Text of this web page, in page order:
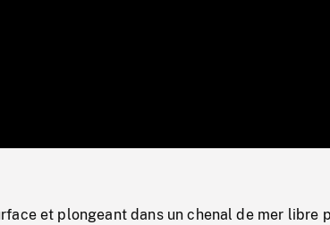
0%
et plongeant dans un chenal de mer libre